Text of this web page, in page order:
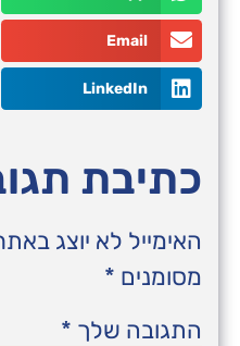
Email
LinkedIn
כתיבת
האימייל לא יוצג
מסומנים *
התגובה שלך *